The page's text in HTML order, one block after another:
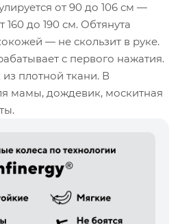
от 90 до 106 см —
160 до 190 см. Обтянута
— не скользит в руке.
с первого нажатия.
плотной ткани. В
мамы, дождевик, москитная